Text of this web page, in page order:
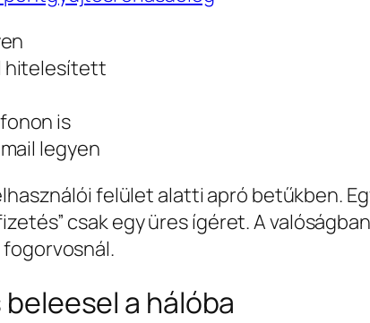
hitelesített
is
legyen
felület alatti apró betűkben.
csak egy üres ígéret. A
fogorvosnál.
a hálóba